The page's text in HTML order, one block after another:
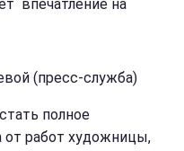
впечатление на
(пресс-служба)
полное
от работ художницы,